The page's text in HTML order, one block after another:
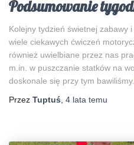
Podsumowanie
Kolejny tydzień świetnej zabawy
wiele ciekawych ćwiczeń
również uwielbiane przez nas
m.in. w puszczanie statków na
doskonale się przy tym bawiliśmy.
Przez Tuptuś 4 lata temu